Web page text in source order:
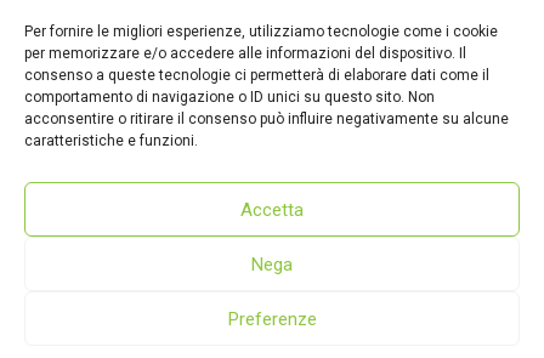
Per fornire le migliori esperienze, utilizziamo tecnologie come i cookie
per memorizzare e/o accedere alle informazioni del dispositivo. Il
consenso a queste tecnologie ci permetterà di elaborare dati come il
comportamento di navigazione o ID unici su questo sito. Non
acconsentire o ritirare il consenso può influire negativamente su alcune
caratteristiche e funzioni.
Accetta
Nega
Preferenze
Pescina
Rocca di Botte
© 2022 - dmcmarsica.it